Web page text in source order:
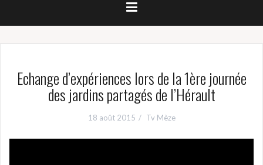
Echange d’expériences lors de la 1ère journée
des jardins partagés de l’Hérault
18 août 2015 Tv Mèze